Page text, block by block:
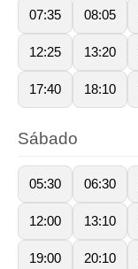
07:35 08:05
12:25 13:20
17:40 18:10
Sábado
05:30 06:30
12:00 13:10
19:00 20:10